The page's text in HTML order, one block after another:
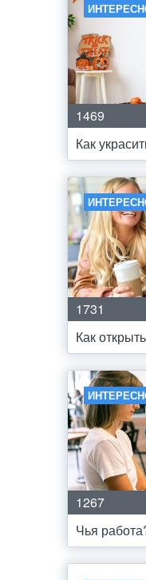
1469
Как
1731
Как
1267
Чья